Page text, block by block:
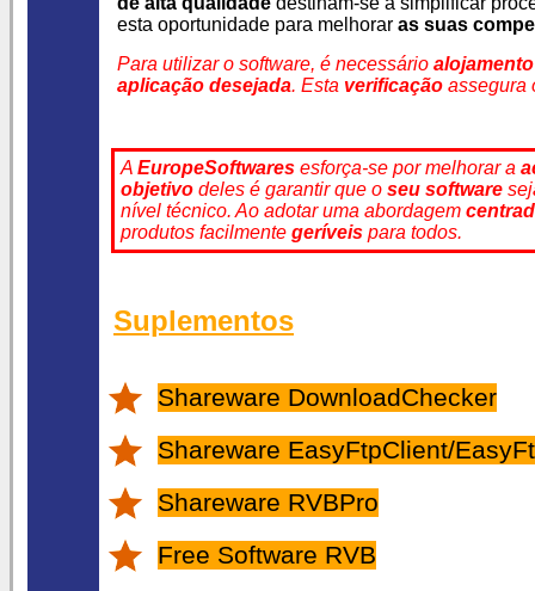
esta oportunidade para melhorar as suas
Para utilizar o software, é necessário
aplicação desejada. Esta verificação assegura
A EuropeSoftwares esforça-se por melhorar a
objetivo deles é garantir que o seu software
nível técnico. Ao adotar uma abordagem
produtos facilmente geríveis para todos.
Suplementos
Shareware DownloadChecker
Shareware EasyFtpClient/
Shareware RVBPro
Free Software RVB